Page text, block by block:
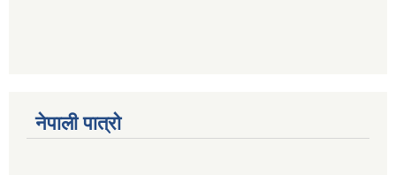
नेपाली पात्रो